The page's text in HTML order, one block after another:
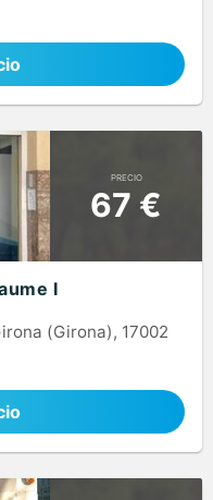
PRECIO
67 €
I
(Girona), 17002